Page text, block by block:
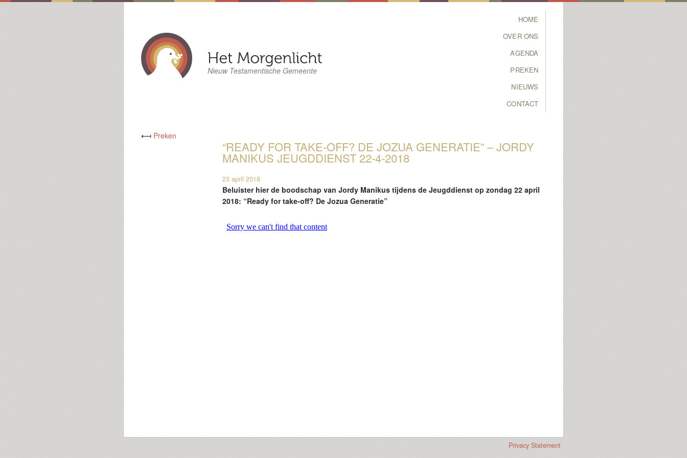
Nieuw Testamentische Gemeente
SKIP TO PRIMARY
CONTENT
SKIP TO SECONDARY
CONTENT
HOME
OVER ONS
AGENDA
PREKEN
NIEUWS
CONTACT
⟻ Preken
“READY FOR TAKE-OFF? DE JOZUA GENERATIE” – JORDY
MANIKUS JEUGDDIENST 22-4-2018
23 april 2018
Beluister hier de boodschap van Jordy Manikus tijdens de Jeugddienst op zondag 22 april
2018: “Ready for take-off? De Jozua Generatie”
Privacy Statement